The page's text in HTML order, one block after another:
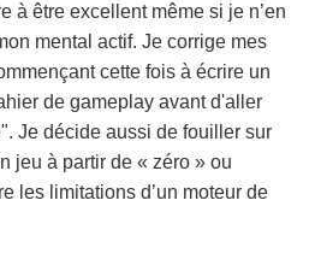
à être excellent même si je n’en
mental actif. Je corrige mes
cette fois à écrire un
de gameplay avant d'aller
Je décide aussi de fouiller sur
jeu à partir de « zéro » ou
les limitations d’un moteur de